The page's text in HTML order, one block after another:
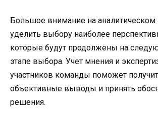
Большое внимание на аналитическом
уделить выбору наиболее
которые будут продолжены на
этапе выбора. Учет мнения и
участников команды поможет
объективные выводы и принять
решения.